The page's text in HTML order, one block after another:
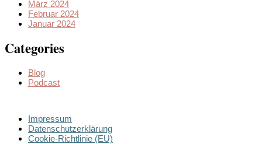
März 2024
Februar 2024
Januar 2024
Categories
Blog
Podcast
Impressum
Datenschutzerklärung
Cookie-Richtlinie (EU)